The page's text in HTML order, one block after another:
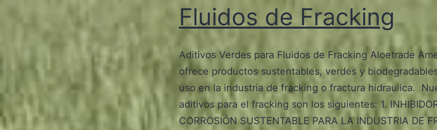
Fluidos de Fracking
Aditivos Verdes para Fluidos de Fracking Aloetrade
ofrece productos sustentables, verdes y
uso en la industria de fracking o fractura hidraulica.
aditivos para el fracking son los siguientes: 1.
CORROSIÓN SUSTENTABLE PARA LA INDUSTRIA DE